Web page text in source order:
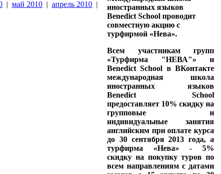
| май 2010 | апрель 2010 |
иностранных языков
Benedict School проводит
совместную акцию с
турфирмой «Нева».
Всем участникам групп
«Турфирма "НЕВА"» и
Benedict School в ВКонтакте
международная школа
иностранных языков
Benedict School
предоставляет 10% скидку на
групповые и
индивидуальные занятия
английским при оплате курса
до 30 сентября 2013 года, а
турфирма «Нева» - 5%
скидку на покупку туров по
всем направлениям с датами